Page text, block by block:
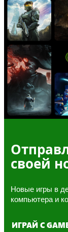
своей
Новые игры в
компьютера и
ИГРАЙ С